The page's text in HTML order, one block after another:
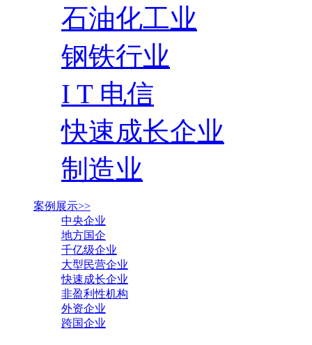
石油化工业
钢铁行业
I T 电信
快速成长企业
制造业
案例展示>>
中央企业
地方国企
千亿级企业
大型民营企业
快速成长企业
非盈利性机构
外资企业
跨国企业